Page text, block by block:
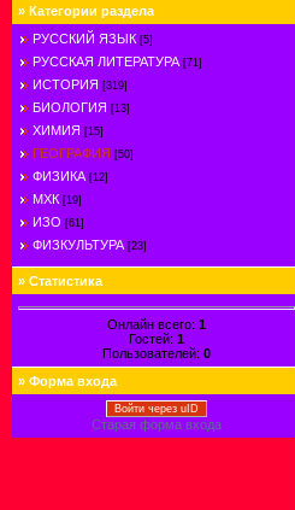
» Категории раздела
РУССКИЙ ЯЗЫК [5]
РУССКАЯ ЛИТЕРАТУРА [71]
ИСТОРИЯ [319]
БИОЛОГИЯ [13]
ХИМИЯ [15]
ГЕОГРАФИЯ [50]
ФИЗИКА [12]
МХК [19]
ИЗО [61]
ФИЗКУЛЬТУРА [23]
» Статистика
Онлайн всего: 1
Гостей: 1
Пользователей: 0
» Форма входа
Войти через uID
Старая форма входа